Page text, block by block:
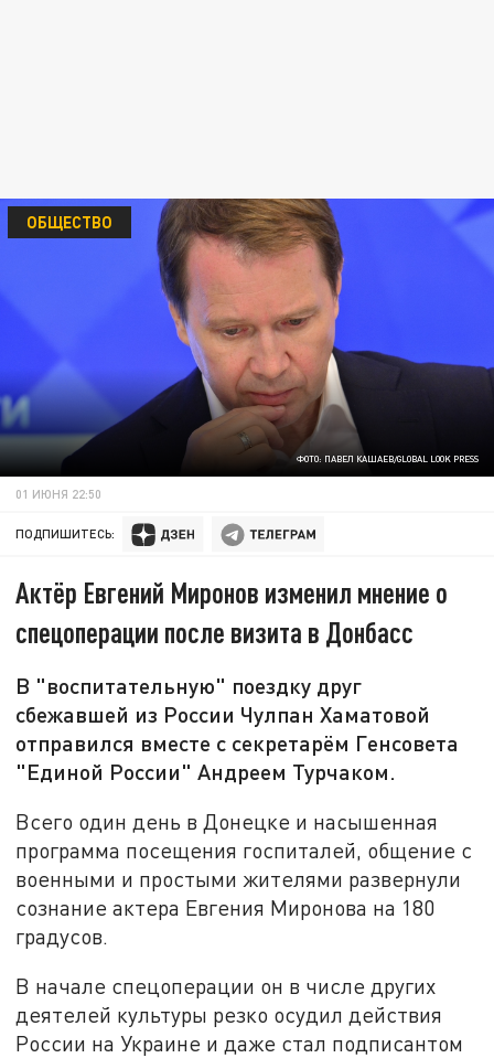
ФОТО: ПАВЕЛ КАШАЕВ/GLOBAL LOOK PRESS
ОБЩЕСТВО
01 ИЮНЯ 22:50
ПОДПИШИТЕСЬ:
Актёр Евгений Миронов изменил мнение о
спецоперации после визита в Донбасс
В "воспитательную" поездку друг
сбежавшей из России Чулпан Хаматовой
отправился вместе с секретарём Генсовета
"Единой России" Андреем Турчаком.
Всего один день в Донецке и насышенная
программа посещения госпиталей, общение с
военными и простыми жителями развернули
сознание актера Евгения Миронова на 180
градусов.
В начале спецоперации он в числе других
деятелей культуры резко осудил действия
России на Украине и даже стал подписантом